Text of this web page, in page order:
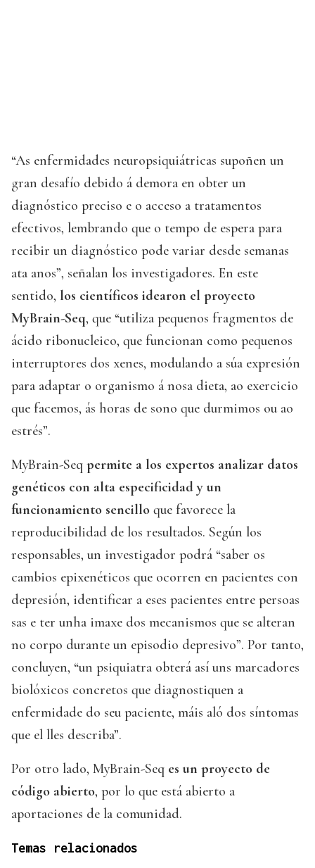
“As enfermidades neuropsiquiátricas supoñen un
gran desafío debido á demora en obter un
diagnóstico preciso e o acceso a tratamentos
efectivos, lembrando que o tempo de espera para
recibir un diagnóstico pode variar desde semanas
ata anos”, señalan los investigadores. En este
sentido, los científicos idearon el proyecto
MyBrain-Seq, que “utiliza pequenos fragmentos de
ácido ribonucleico, que funcionan como pequenos
interruptores dos xenes, modulando a súa expresión
para adaptar o organismo á nosa dieta, ao exercicio
que facemos, ás horas de sono que durmimos ou ao
estrés”.
MyBrain-Seq permite a los expertos analizar datos
genéticos con alta especificidad y un
funcionamiento sencillo que favorece la
reproducibilidad de los resultados. Según los
responsables, un investigador podrá “saber os
cambios epixenéticos que ocorren en pacientes con
depresión, identificar a eses pacientes entre persoas
sas e ter unha imaxe dos mecanismos que se alteran
no corpo durante un episodio depresivo”. Por tanto,
concluyen, “un psiquiatra obterá así uns marcadores
biolóxicos concretos que diagnostiquen a
enfermidade do seu paciente, máis aló dos síntomas
que el lles describa”.
Por otro lado, MyBrain-Seq es un proyecto de
código abierto, por lo que está abierto a
aportaciones de la comunidad.
Temas relacionados